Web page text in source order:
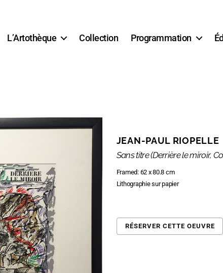
L’Artothèque Collection Programmation
JEAN-PAUL RIOPELLE
Sans titre (Derrière le miroir,
Framed: 62 x 80.8 cm
Lithographie sur papier
RÉSERVER CETTE OEUVRE